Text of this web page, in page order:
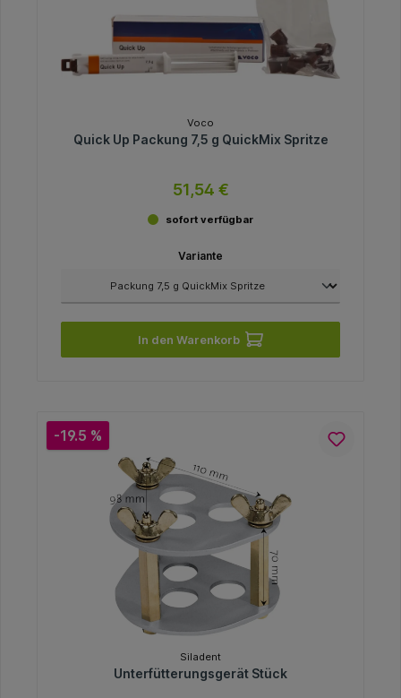
Voco
Quick Up Packung 7,5 g QuickMix Spritze
51,54 €
sofort verfügbar
Variante
In den Warenkorb
-19.5 %
Siladent
Unterfütterungsgerät Stück